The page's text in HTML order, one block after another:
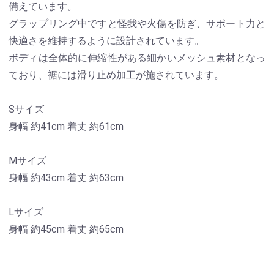
備えています。
グラップリング中ですと怪我や火傷を防ぎ、サポート力と
快適さを維持するように設計されています。
ボディは全体的に伸縮性がある細かいメッシュ素材となっ
ており、裾には滑り止め加工が施されています。
Sサイズ
身幅 約41cm 着丈 約61cm
Mサイズ
身幅 約43cm 着丈 約63cm
Lサイズ
身幅 約45cm 着丈 約65cm